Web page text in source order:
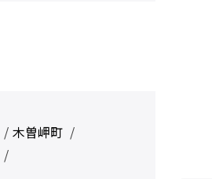
木曽岬町